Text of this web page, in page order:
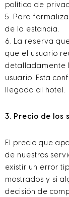
política de
5. Para
de la estancia.
6. La reserva
que el usuario
detalladamente
usuario. Esta
llegada al hotel.
3. Precio de los
El precio que
de nuestros
existir un error
mostrados y si
decisión de